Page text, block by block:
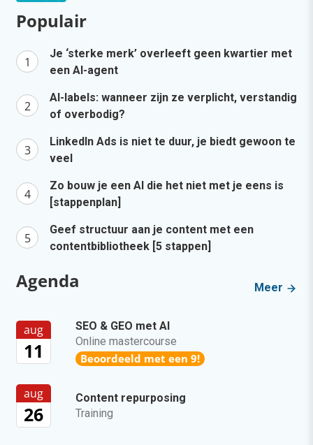
Populair
Je ‘sterke merk’ overleeft geen kwartier met
een AI-agent
AI-labels: wanneer zijn ze verplicht, verstandig
of overbodig?
LinkedIn Ads is niet te duur, je biedt gewoon te
veel
Zo bouw je een AI die het niet met je eens is
[stappenplan]
Geef structuur aan je content met een
contentbibliotheek [5 stappen]
Agenda Meer
aug
11
SEO & GEO met AI
Online mastercourse
Beoordeeld met een 9!
aug
26
Content repurposing
Training